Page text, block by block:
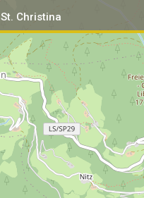
St. Christina